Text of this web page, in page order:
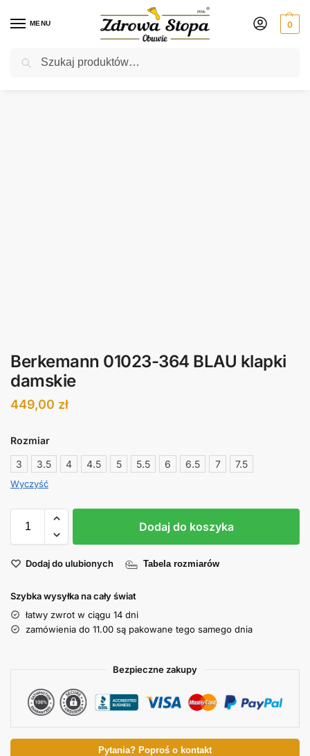
MENU 0
Rabat ⚡ 5% kod: ZDROWASTOPA (na obuwie poza promocją)
Berkemann 01023-364 BLAU klapki
damskie
449,00 zł
Rozmiar
3
3.5 4 4.5 5 5.5 6 6.5 7 7.5
Wyczyść
Dodaj do koszyka
Dodaj do ulubionych Tabela rozmiarów
Szybka wysyłka na cały świat
łatwy zwrot w ciągu 14 dni
zamówienia do 11.00 są pakowane tego samego dnia
Bezpieczne zakupy
Pytania? Poproś o kontakt